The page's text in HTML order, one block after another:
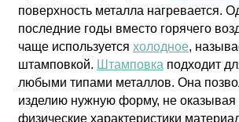
поверхность металла нагревается.
последние годы вместо горячего
чаще используется холодное,
штамповкой. Штамповка подходит
любыми типами металлов. Она
изделию нужную форму, не оказывая
физические характеристики